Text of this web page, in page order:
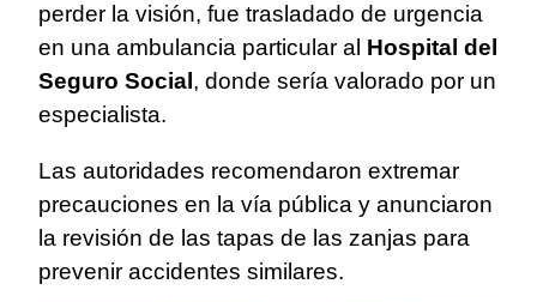
perder la visión, fue trasladado de urgencia
en una ambulancia particular al Hospital del
Seguro Social , donde sería valorado por un
especialista.
Las autoridades recomendaron extremar
precauciones en la vía pública y anunciaron
la revisión de las tapas de las zanjas para
prevenir accidentes similares.